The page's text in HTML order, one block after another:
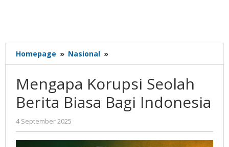
Homepage » Nasional »
Korupsi
Berita
Biasa
Bagi
Mengapa Korupsi Seolah
Berita Biasa Bagi Indonesia
4 September 2025
Gatot
Susanto